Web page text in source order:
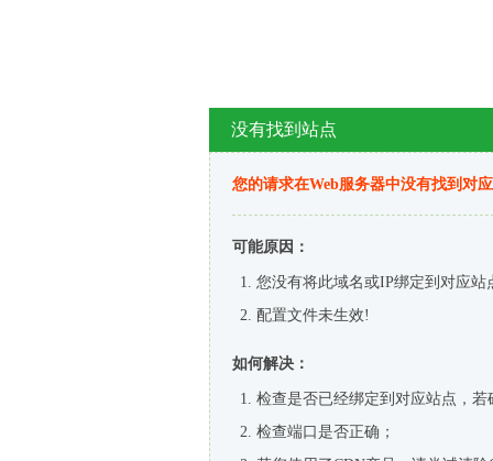
没有找到站点
您的请求在Web服务器中没有找到对
可能原因：
您没有将此域名或IP绑定到对应站
配置文件未生效!
如何解决：
检查是否已经绑定到对应站点，
检查端口是否正确；